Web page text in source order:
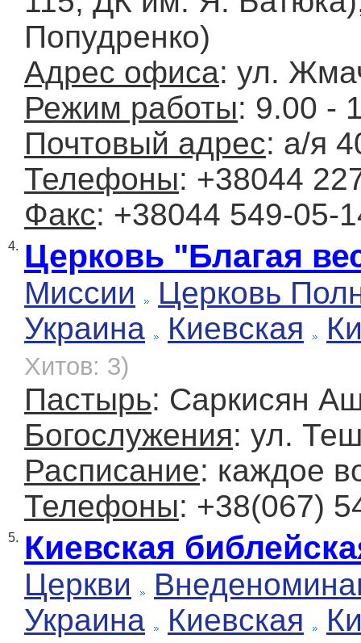
Попудренко)
Адрес офиса: ул.
Режим работы: 9.00 -
Почтовый адрес: а/я
Телефоны: +38044
Факс: +38044 549-05-
4. Церковь "Благая
Миссии
Церковь
Украина
Киевская
Хитов: 3)
Пастырь: Саркисян
Богослужения: ул.
Расписание: каждое
Телефоны: +38(067)
5. Киевская
Церкви
Украина
Киевская